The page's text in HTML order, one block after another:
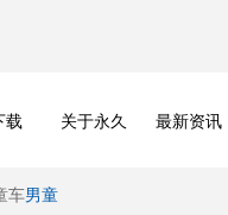
载 关于永久 最新资讯
车男童